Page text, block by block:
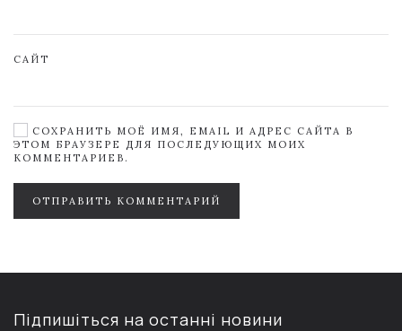
САЙТ
СОХРАНИТЬ МОЁ ИМЯ, EMAIL И АДРЕС САЙТА В
ЭТОМ БРАУЗЕРЕ ДЛЯ ПОСЛЕДУЮЩИХ МОИХ
КОММЕНТАРИЕВ.
ОТПРАВИТЬ КОММЕНТАРИЙ
Підпишіться на останні новини